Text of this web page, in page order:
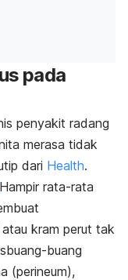
pada
penyakit radang
merasa tidak
dari Health.
rata-rata
kram perut tak
buang
(perineum),